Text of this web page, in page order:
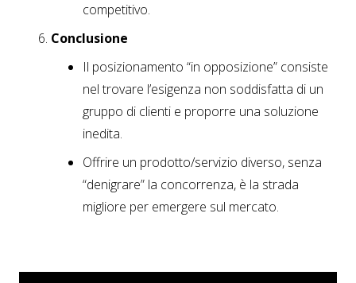
competitivo.
Conclusione
Il posizionamento “in opposizione” consiste
nel trovare l’esigenza non soddisfatta di un
gruppo di clienti e proporre una soluzione
inedita.
Offrire un prodotto/servizio diverso, senza
“denigrare” la concorrenza, è la strada
migliore per emergere sul mercato.